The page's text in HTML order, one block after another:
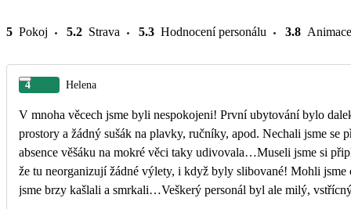
5 Pokoj 5.2 Strava 5.3 Hodnocení personálu 3.8 Animace
4 Helena
V mnoha věcech jsme byli nespokojeni! První ubytování bylo
prostory a žádný sušák na plavky, ručníky, apod. Nechali jsme se přestěhovat z konce atolu blíž k hlavní restauraci a recepci a tady jsme byli spokojeni, i když i tady nás
absence věšáku na mokré věci taky udivovala…Museli jsme si
že tu neorganizují žádné výlety, i když byly slibované! Mohli jsme chodit jen do jedné restaurace na jídlo, což bylo také zklamáním! Všude byla silná klimatizace, takže
jsme brzy kašlali a smrkali…Veškerý personál byl ale milý, vstřícný, ochotný